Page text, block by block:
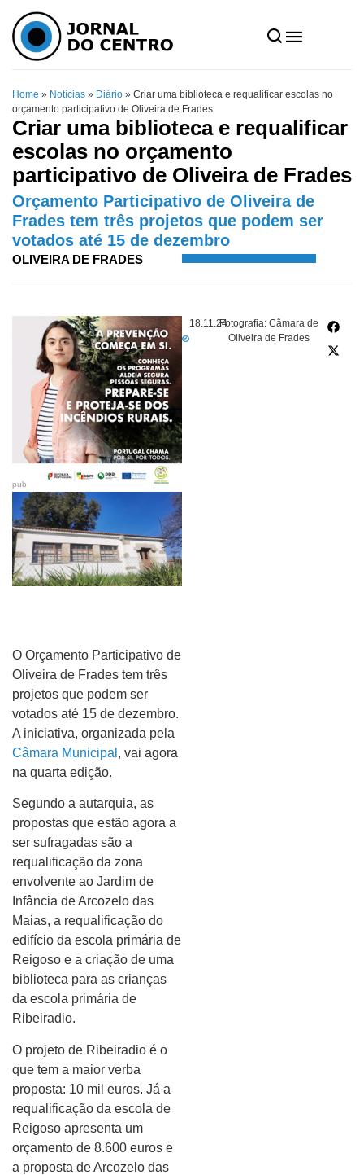
Home » Notícias » Diário » Criar uma biblioteca e requalificar escolas no
orçamento participativo de Oliveira de Frades
Criar uma biblioteca e requalificar
escolas no orçamento
participativo de Oliveira de Frades
Orçamento Participativo de Oliveira de
Frades tem três projetos que podem ser
votados até 15 de dezembro
OLIVEIRA DE FRADES
18.11.24Fotografia: Câmara de
Oliveira de Frades
pub
O Orçamento Participativo de
Oliveira de Frades tem três
projetos que podem ser
votados até 15 de dezembro.
A iniciativa, organizada pela
Câmara Municipal , vai agora
na quarta edição.
Segundo a autarquia, as
propostas que estão agora a
ser sufragadas são a
requalificação da zona
envolvente ao Jardim de
Infância de Arcozelo das
Maias, a requalificação do
edifício da escola primária de
Reigoso e a criação de uma
biblioteca para as crianças
da escola primária de
Ribeiradio.
O projeto de Ribeiradio é o
que tem a maior verba
proposta: 10 mil euros. Já a
requalificação da escola de
Reigoso apresenta um
orçamento de 8.600 euros e
a proposta de Arcozelo das